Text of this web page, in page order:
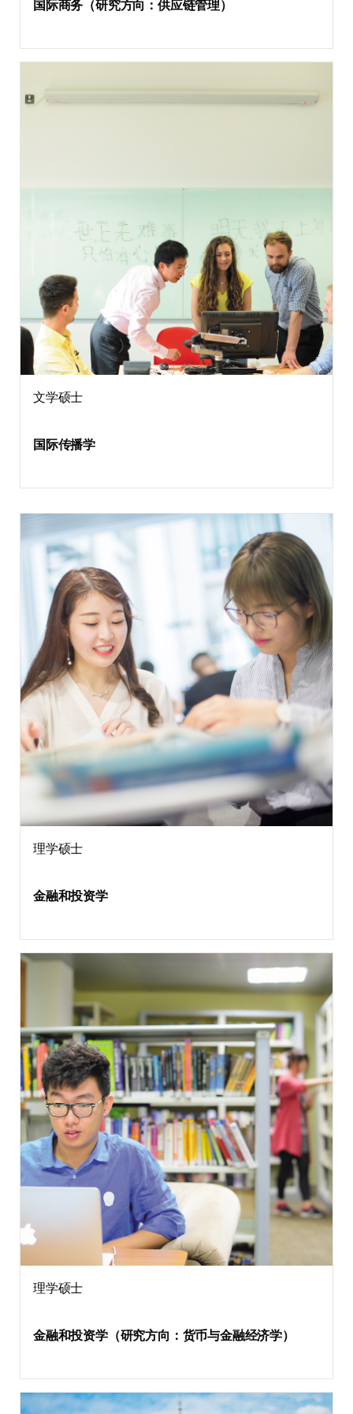
国际商务（研究方向：供应链管理）
文学硕士
国际传播学
理学硕士
金融和投资学
理学硕士
金融和投资学（研究方向：货币与金融经济学）